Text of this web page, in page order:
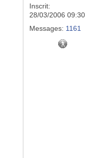
Inscrit:
28/03/2006 09:30
Messages: 1161